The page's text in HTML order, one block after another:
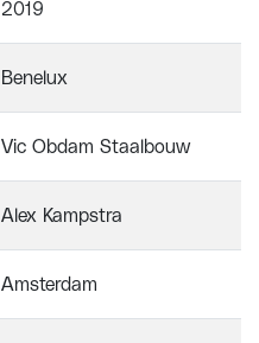
2019
Benelux
Vic Obdam Staalbouw
Alex Kampstra
Amsterdam